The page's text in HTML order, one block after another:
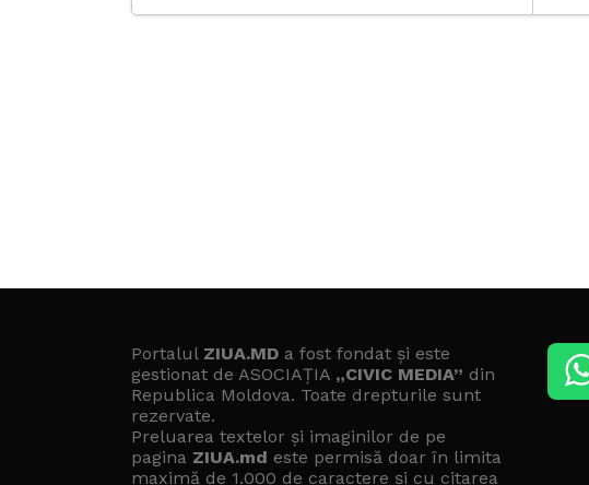
Portalul ZIUA.MD a fost fondat și este
gestionat de ASOCIAȚIA „CIVIC MEDIA” din
Republica Moldova. Toate drepturile sunt
rezervate.
Preluarea textelor și imaginilor de pe
pagina ZIUA.md este permisă doar în limita
maximă de 1.000 de caractere și cu citarea